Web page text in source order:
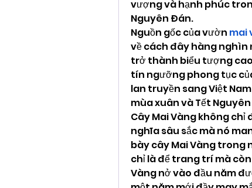
vượng và hạnh phúc
Nguyên Đán.
Nguồn gốc của vườn mai
về cách đây hàng nghìn
trở thành biểu tượng
tín ngưỡng phong tục
lan truyền sang Việt
mùa xuân và Tết
Cây Mai Vàng không chỉ
nghĩa sâu sắc mà nó
bày cây Mai Vàng trong
chỉ là để trang trí mà
Vàng nở vào đầu năm